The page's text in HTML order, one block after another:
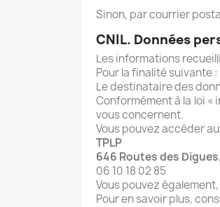
Sinon, par courrier
CNIL. Données
Les informations
Pour la finalité suivante
Le destinataire des
Conformément à la loi
vous concernent.
Vous pouvez accéder
TPLP
646 Routes des Digues,
06 10 18 02 85
Vous pouvez
Pour en savoir plus,